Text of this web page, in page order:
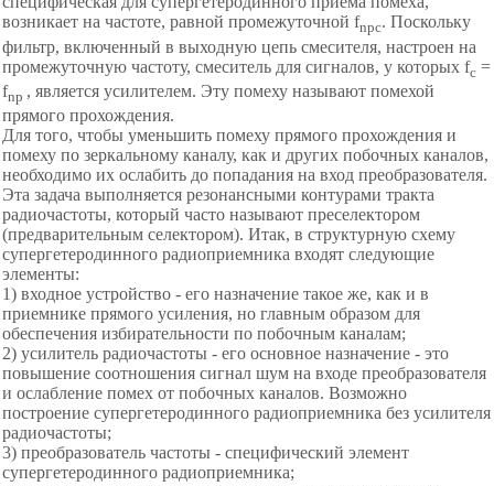
возникает на частоте, равной промежуточной fnpc. Поскольку
фильтр, включенный в выходную цепь смесителя, настроен на
промежуточную частоту, смеситель для сигналов, у которых fc =
fnp , является усилителем. Эту помеху называют помехой
прямого прохождения.
Для того, чтобы уменьшить помеху прямого прохождения и
помеху по зеркальному каналу, как и других побочных каналов,
необходимо их ослабить до попадания на вход преобразователя.
Эта задача выполняется резонансными контурами тракта
радиочастоты, который часто называют преселектором
(предварительным селектором). Итак, в структурную схему
супергетеродинного радиоприемника входят следующие
элементы:
1) входное устройство - его назначение такое же, как и в
приемнике прямого усиления, но главным образом для
обеспечения избирательности по побочным каналам;
2) усилитель радиочастоты - его основное назначение - это
повышение соотношения сигнал шум на входе преобразователя
и ослабление помех от побочных каналов. Возможно
построение супергетеродинного радиоприемника без усилителя
радиочастоты;
3) преобразователь частоты - специфический элемент
супергетеродинного радиоприемника;